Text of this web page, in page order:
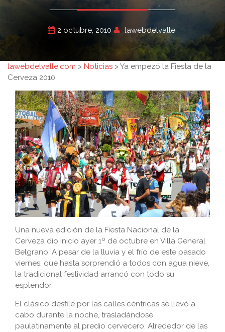
2 octubre, 2010 lawebdelvalle
lawebdelvalle.com > Noticias >Ya empezó la Fiesta de la
Cerveza 2010
Una nueva edición de la Fiesta Nacional de la
Cerveza dio inicio ayer 1º de octubre en Villa General
Belgrano. A pesar de la lluvia y el frío de este pasado
viernes, que hasta sorprendió a todos con agua nieve,
la tradicional festividad arrancó con todo su
esplendor.
El clásico desfile por las calles céntricas se llevó a
cabo durante la noche, trasladándose
paulatinamente al predio cervecero. Alrededor de las